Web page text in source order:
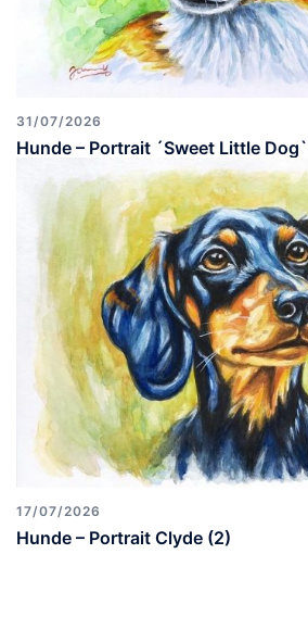
31/07/2026
Hunde – Portrait ´Sweet Little Dog`
17/07/2026
Hunde – Portrait Clyde (2)